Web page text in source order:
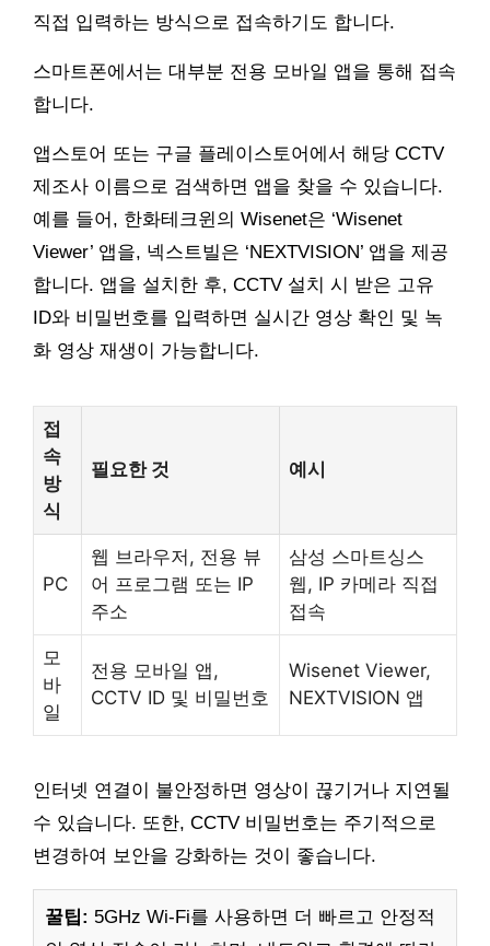
직접 입력하는 방식으로 접속하기도 합니다.
스마트폰에서는 대부분 전용 모바일 앱을 통해 접속
합니다.
앱스토어 또는 구글 플레이스토어에서 해당 CCTV
제조사 이름으로 검색하면 앱을 찾을 수 있습니다.
예를 들어, 한화테크윈의 Wisenet은 ‘Wisenet
Viewer’ 앱을, 넥스트빌은 ‘NEXTVISION’ 앱을 제공
합니다. 앱을 설치한 후, CCTV 설치 시 받은 고유
ID와 비밀번호를 입력하면 실시간 영상 확인 및 녹
화 영상 재생이 가능합니다.
접
속
방
식
필요한 것 예시
PC
웹 브라우저, 전용 뷰
어 프로그램 또는 IP
주소
삼성 스마트싱스
웹, IP 카메라 직접
접속
모
바
일
전용 모바일 앱,
CCTV ID 및 비밀번호
Wisenet Viewer,
NEXTVISION 앱
인터넷 연결이 불안정하면 영상이 끊기거나 지연될
수 있습니다. 또한, CCTV 비밀번호는 주기적으로
변경하여 보안을 강화하는 것이 좋습니다.
꿀팁: 5GHz Wi-Fi를 사용하면 더 빠르고 안정적